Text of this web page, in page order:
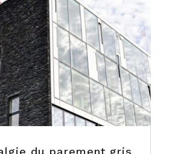
du parement gris